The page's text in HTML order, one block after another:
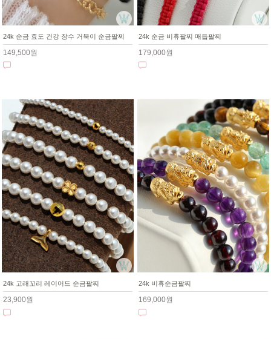
24k 순금 효도 건강 장수 거북이 순금팔찌
149,500원
24k 순금 비휴팔찌 매듭팔찌
179,000원
24k 고래꼬리 레이어드 순금팔찌
23,900원
24k 비휴순금팔찌
169,000원